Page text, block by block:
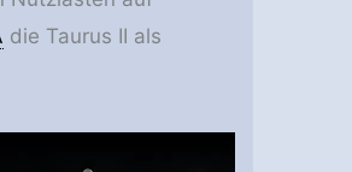
die Taurus II als